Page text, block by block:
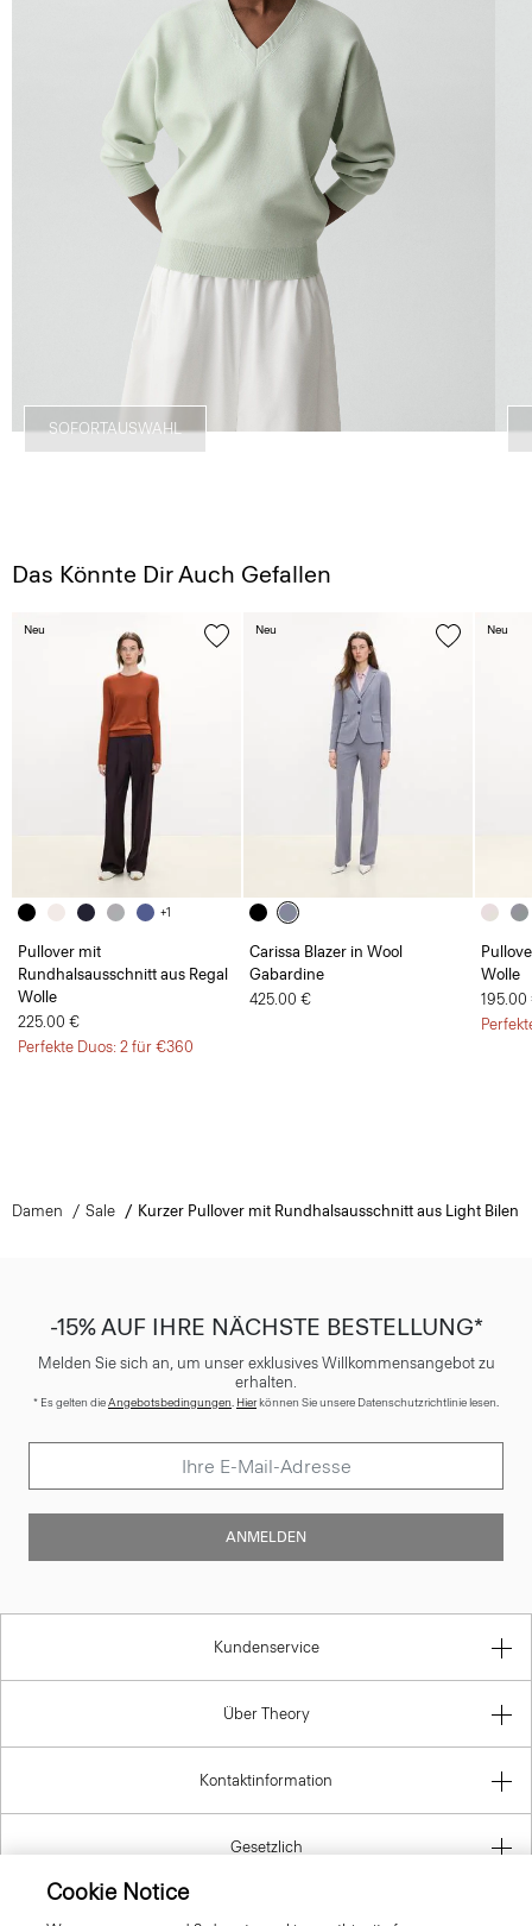
SOFORTAUSWAHL
Das Könnte Dir Auch Gefallen
+1
Pullover mit
Rundhalsausschnitt aus Regal
Wolle
225.00 €
Perfekte Duos: 2 für €360
Neu
Carissa Blazer in Wool
Gabardine
425.00 €
Neu
Wolle
195.00
Neu
Damen Sale Kurzer Pullover mit Rundhalsausschnitt aus Light Bilen
-15% AUF IHRE NÄCHSTE BESTELLUNG*
Melden Sie sich an, um unser exklusives Willkommensangebot zu
erhalten.
* Es gelten dieAngebotsbedingungen. Hierkönnen Sie unsere Datenschutzrichtlinie lesen.
ANMELDEN
Kundenservice
Über Theory
Kontaktinformation
Gesetzlich
Cookie Notice